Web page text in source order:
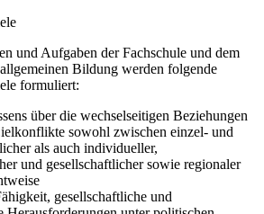
und Aufgaben der Fachschule und dem
Bildung werden folgende
formuliert:
über die wechselseitigen Beziehungen
sowohl zwischen einzel- und
als auch individueller,
und gesellschaftlicher sowie regionaler
gesellschaftliche und